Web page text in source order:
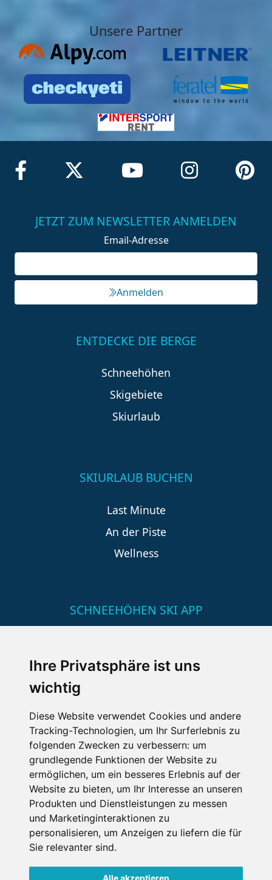
Ihre Privatsphäre ist uns
wichtig
Diese Website verwendet Cookies und andere
Tracking-Technologien, um Ihr Surferlebnis zu
folgenden Zwecken zu verbessern: um
grundlegende Funktionen der Website zu
ermöglichen, um ein besseres Erlebnis auf der
Website zu bieten, um Ihr Interesse an unseren
Produkten und Dienstleistungen zu messen
und Marketinginteraktionen zu
personalisieren, um Anzeigen zu liefern die für
Sie relevanter sind.
Alle akzeptieren
Unsere Partner
JETZT ZUM NEWSLETTER ANMELDEN
Email-Adresse
Anmelden
ENTDECKE DIE BERGE
Schneehöhen
Skigebiete
Skiurlaub
SKIURLAUB BUCHEN
Last Minute
An der Piste
Wellness
SCHNEEHÖHEN SKI APP
Impressum
Datenschutz
Nutzungsbedingungen
Kontakt
Partner
Portale
FAQ Newsletter
Copyright ©2026 Schneemenschen GmbH